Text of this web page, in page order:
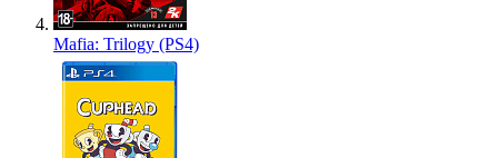
Mafia: Trilogy (PS4)